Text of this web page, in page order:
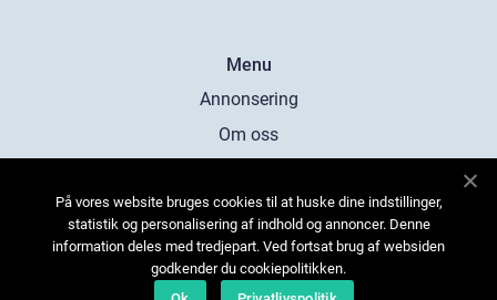
Menu
Annonsering
Om oss
Kontakta oss
Sitemap
På vores website bruges cookies til at huske dine indstillinger,
statistik og personalisering af indhold og annoncer. Denne
information deles med tredjepart. Ved fortsat brug af websiden
godkender du cookiepolitikken.